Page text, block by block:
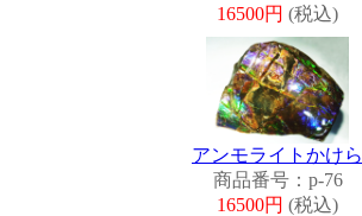
16500円 (税込)
アンモライトかけら
商品番号：p-76
16500円 (税込)